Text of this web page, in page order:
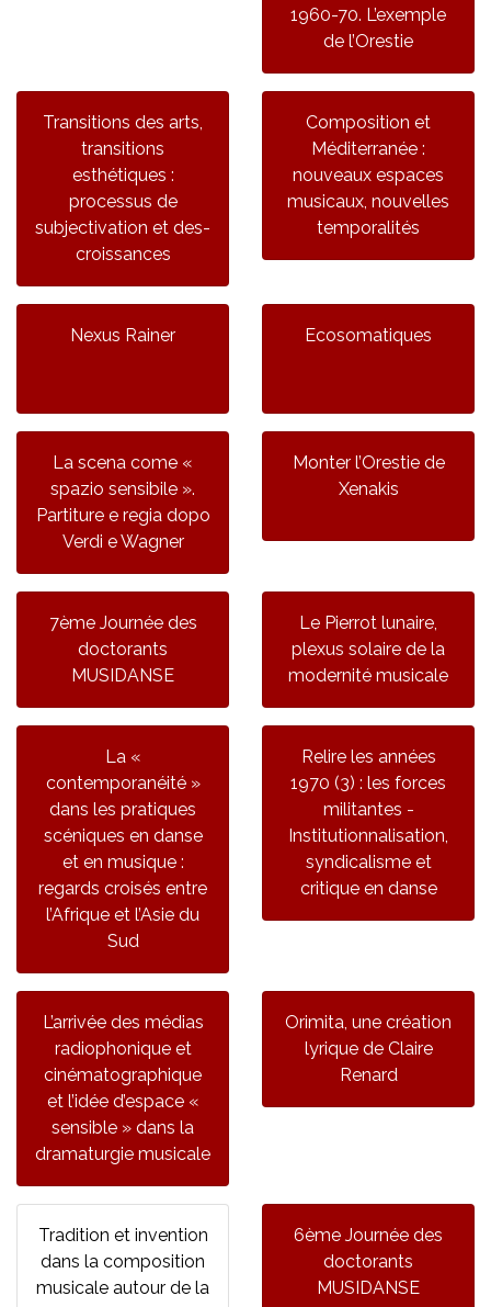
1960-70. L’exemple
de l’Orestie
Transitions des arts,
transitions
esthétiques :
processus de
subjectivation et des-
croissances
Composition et
Méditerranée :
nouveaux espaces
musicaux, nouvelles
temporalités
Nexus Rainer Ecosomatiques
La scena come «
spazio sensibile ».
Partiture e regia dopo
Verdi e Wagner
Monter l’Orestie de
Xenakis
7ème Journée des
doctorants
MUSIDANSE
Le Pierrot lunaire,
plexus solaire de la
modernité musicale
La «
contemporanéité »
dans les pratiques
scéniques en danse
et en musique :
regards croisés entre
l’Afrique et l’Asie du
Sud
Relire les années
1970 (3) : les forces
militantes -
Institutionnalisation,
syndicalisme et
critique en danse
L’arrivée des médias
radiophonique et
cinématographique
et l’idée d’espace «
sensible » dans la
dramaturgie musicale
Orimita, une création
lyrique de Claire
Renard
Tradition et invention
dans la composition
musicale autour de la
6ème Journée des
doctorants
MUSIDANSE